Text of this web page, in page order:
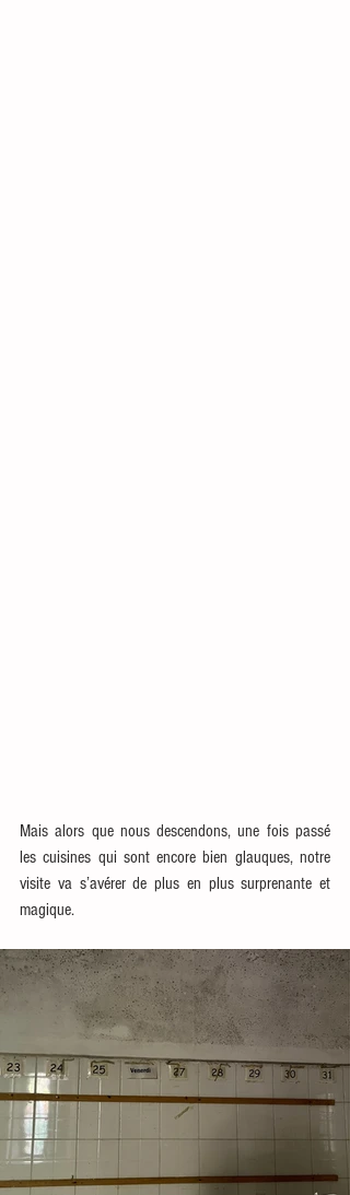
Mais alors que nous descendons, une fois passé
les cuisines qui sont encore bien glauques, notre
visite va s’avérer de plus en plus surprenante et
magique.